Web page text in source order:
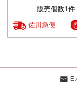
販売個数1件
佐川急便
E